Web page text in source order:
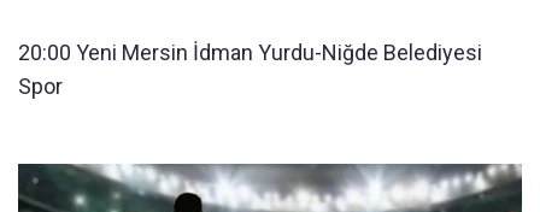
20:00 Yeni Mersin İdman Yurdu-Niğde Belediyesi
Spor